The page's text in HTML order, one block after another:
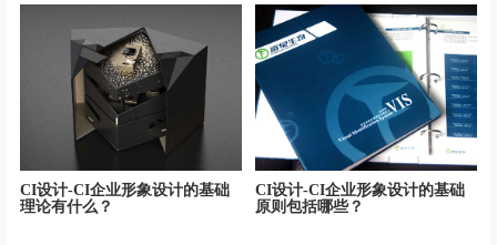
CI设计-CI企业形象设计的基础
理论有什么？
CI设计-CI企业形象设计的基础
原则包括哪些？